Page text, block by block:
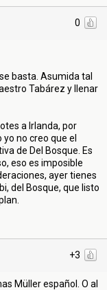
0
basta. Asumida tal
Tabárez y llenar
a Irlanda, por
no creo que el
de Del Bosque. Es
eso es imposible
ayer tienes
del Bosque, que listo
+3
Müller español. O al